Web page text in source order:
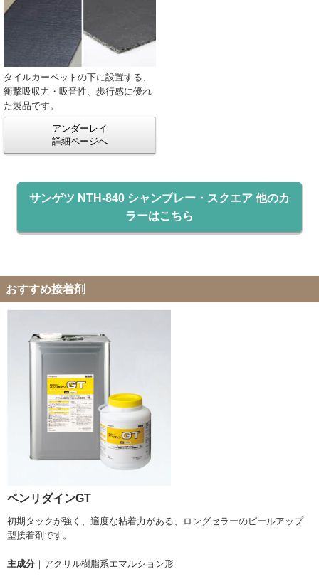
タイルカーペットの下に設置する、
衝撃吸収力・吸音性、歩行感に優れ
た製品です。
アンダーレイ
詳細ページへ
サンゲツ NTH-840 シャンブレー・スクエア 他のカ
ラーはこちら
おすすめ接着剤
ベンリダインGT
初期タックが強く、適度な粘着力がある、ロングセラーのピールアップ
型接着剤です。
主成分 ｜アクリル樹脂系エマルション形